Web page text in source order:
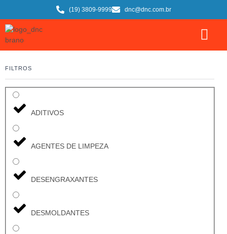
(19) 3809-9999 dnc@dnc.com.br
FILTROS
ADITIVOS
AGENTES DE LIMPEZA
DESENGRAXANTES
DESMOLDANTES